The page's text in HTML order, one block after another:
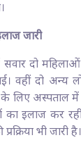
जारी
दो
वहीं दो अन्य
लिए अस्पताल में
का इलाज कर
भी जारी है।